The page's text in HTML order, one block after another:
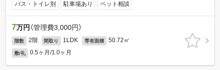
バス・トイレ別 駐車場あり ペット相談
7万円 （管理費3,000円）
階数 2階 間取り 1LDK 専有面積 50.72㎡
敷/礼 0.5ヶ月/1.0ヶ月